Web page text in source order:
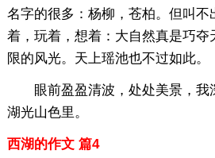
名字的很多：杨柳，苍柏。但叫不
着，玩着，想着：大自然真是巧
限的风光。天上瑶池也不过如此。
眼前盈盈清波，处处美景，我
湖光山色里。
西湖的作文 篇4